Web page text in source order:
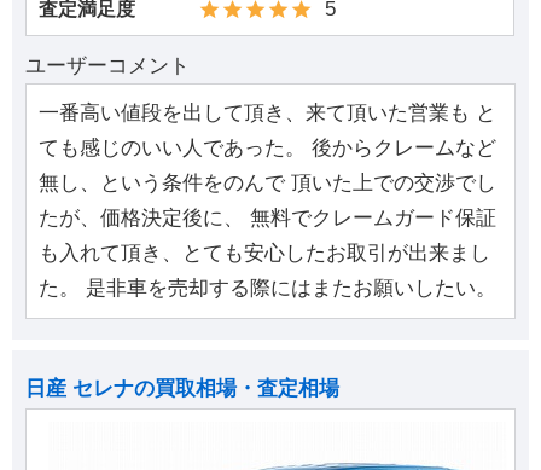
査定満足度 5
ユーザーコメント
一番高い値段を出して頂き、来て頂いた営業も と
ても感じのいい人であった。 後からクレームなど
無し、という条件をのんで 頂いた上での交渉でし
たが、価格決定後に、 無料でクレームガード保証
も入れて頂き、とても安心したお取引が出来まし
た。 是非車を売却する際にはまたお願いしたい。
日産 セレナの買取相場・査定相場